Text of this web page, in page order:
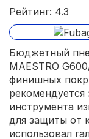
Рейтинг: 4.3
Бюджетный
MAESTRO
финишных
рекомендуется
инструмента
для защиты от
использовал